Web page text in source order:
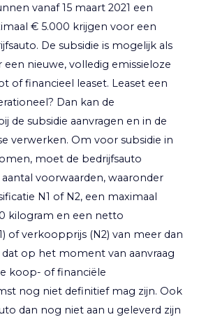
vanaf 15 maart 2021 een
€ 5.000 krijgen voor een
De subsidie is mogelijk als
nieuwe, volledig emissieloze
of financieel leaset. Leaset een
Dan kan de
de subsidie aanvragen en in de
verwerken. Om voor subsidie in
moet de bedrijfsauto
voorwaarden, waaronder
N1 of N2, een maximaal
kilogram en een netto
of verkoopprijs (N2) van meer dan
op het moment van aanvraag
koop- of financiële
nog niet definitief mag zijn. Ook
dan nog niet aan u geleverd zijn